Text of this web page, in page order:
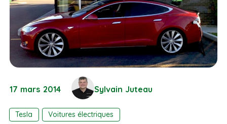
17 mars 2014 Sylvain Juteau
Tesla Voitures électriques